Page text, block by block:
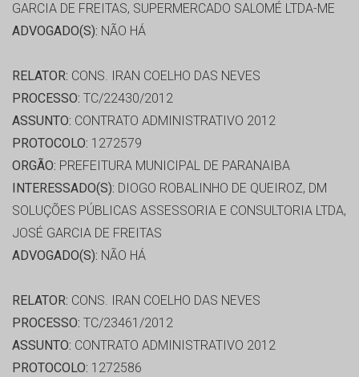
GARCIA DE FREITAS, SUPERMERCADO SALOMÉ LTDA-ME
ADVOGADO(S): NÃO HÁ
RELATOR: CONS. IRAN COELHO DAS NEVES
PROCESSO: TC/22430/2012
ASSUNTO: CONTRATO ADMINISTRATIVO 2012
PROTOCOLO: 1272579
ORGÃO: PREFEITURA MUNICIPAL DE PARANAIBA
INTERESSADO(S): DIOGO ROBALINHO DE QUEIROZ, DM
SOLUÇÕES PÚBLICAS ASSESSORIA E CONSULTORIA LTDA,
JOSÉ GARCIA DE FREITAS
ADVOGADO(S): NÃO HÁ
RELATOR: CONS. IRAN COELHO DAS NEVES
PROCESSO: TC/23461/2012
ASSUNTO: CONTRATO ADMINISTRATIVO 2012
PROTOCOLO: 1272586